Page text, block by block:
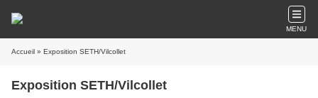
MENU
Accueil » Exposition SETH/Vilcollet
Exposition SETH/Vilcollet